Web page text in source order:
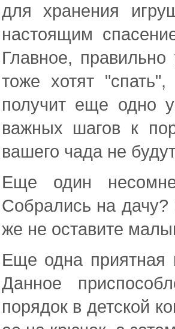
для хранения
настоящим
Главное,
тоже хотят
получит еще одно
важных шагов к
вашего чада не
Еще один
Собрались на
же не оставите
Еще одна приятная
Данное
порядок в детской